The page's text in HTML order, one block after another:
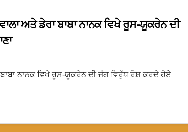
ਅਤੇ ਡੇਰਾ ਬਾਬਾ ਨਾਨਕ ਵਿਖੇ ਰੂਸ-ਯੂਕਰੇਨ ਦੀ
ਨਾਨਕ ਵਿਖੇ ਰੂਸ-ਯੂਕਰੇਨ ਦੀ ਜੰਗ ਵਿਰੁੱਧ ਰੋਸ਼ ਕਰਦੇ ਹੋਏ